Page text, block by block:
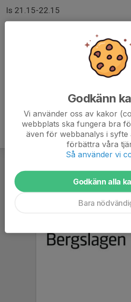
Is 21.15-22.15
Godkänn
Vi använder oss av kakor
webbplats ska fungera bra
även för webbanalys i syfte
förbättra våra
Så använder vi
Godkänn alla
Bara